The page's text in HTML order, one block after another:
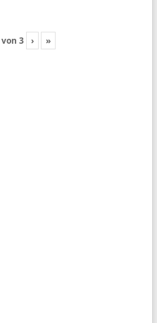
von 3 › »